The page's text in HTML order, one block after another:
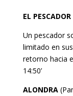
EL PESCADOR
Un pescador
limitado en
retorno hacia
14:50’
ALONDRA